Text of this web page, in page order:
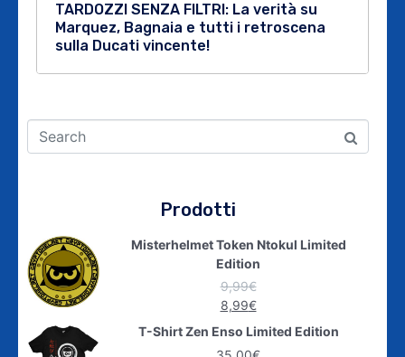
TARDOZZI SENZA FILTRI: La verità su
Marquez, Bagnaia e tutti i retroscena
sulla Ducati vincente!
Prodotti
Misterhelmet Token Ntokul Limited
Edition
9,99€
8,99€
T-Shirt Zen Enso Limited Edition